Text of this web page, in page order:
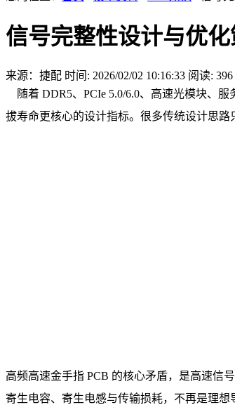
信号完整性设计与优
来源：捷配 时间: 2026/02/02 10:16:33 阅读: 396
随着 DDR5、PCIe 5.0/6.0、高速光模块、
拔寿命更核心的设计指标。很多传统设计思
高频高速金手指 PCB 的核心矛盾，是高速信
寄生电容、寄生电感与传输损耗，不再是理